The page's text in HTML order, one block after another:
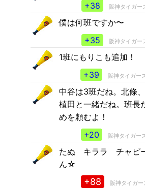
+38
阪神タイガー
僕は何班ですか〜
+35
阪神タイガー
1班にもりこも追加！
+39
阪神タイガー
中谷は3班だね。北條
植田と一緒だね。班長
めを頼むよ！
+20
阪神タイガー
たぬ キララ チャピ
ん☆
+88 阪神タイガー